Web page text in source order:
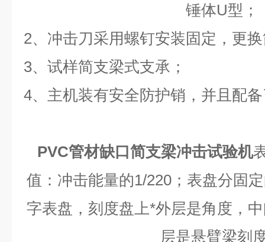
锤体U型；
2、冲击刀采用螺钉安装固定，更
3、试样简支梁式支承；
4、主机装有安全防护销，并且配
PVC管材缺口简支梁冲击试验机
值：冲击能量的1/220；表盘分固
字表盘，刻度盘上*外层是角度，
层是悬臂梁刻